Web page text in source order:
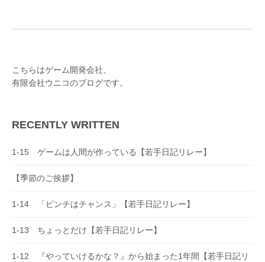
a
g
a
o
こちらはゲーム開発会社、
有限会社ウニコのブログです。
RECENTLY WRITTEN
1-15 ゲームは人間が作っている【若手日記リレー】
【季節のご挨拶】
1-14 「ピンチはチャンス」【若手日記リレー】
1-13 ちょっとだけ【若手日記リレー】
1-12 『やっていけるかな？』から始まった1年間【若手日記リ